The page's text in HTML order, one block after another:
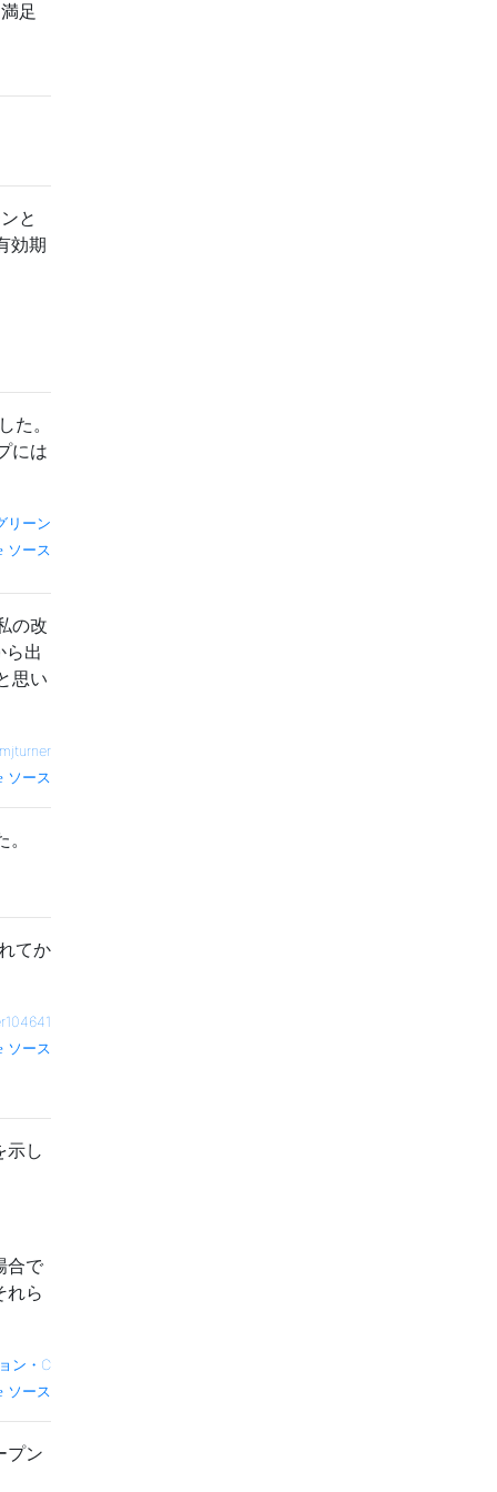
足
と
効期
た。
には
リーン
ソース
の改
ら出
思い
mjturner
ソース
てか
ソース
示し
合で
れら
ン・C
ソース
プン